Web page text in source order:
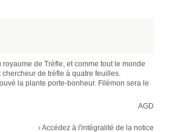
royaume de Trèfle, et comme tout le monde
de trèfle à quatre feuilles.
la plante porte-bonheur. Filémon sera le
AGD
› Accédez à l'intégralité de la notice